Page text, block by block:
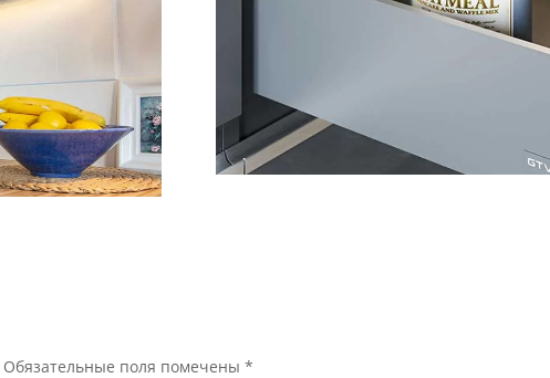
Обязательные поля помечены*